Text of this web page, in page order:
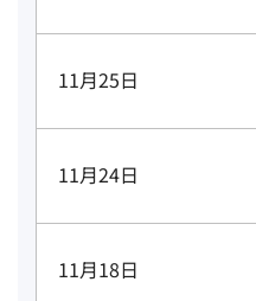
11月25日
11月24日
11月18日